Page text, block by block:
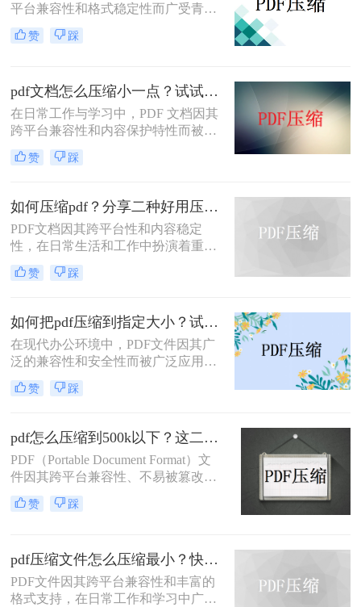
平台兼容性和格式稳定性而广受青
睐。然而，高清图片、复杂布局和丰
富内容往往导致PDF文件体积庞大，
绍三种简单实用的PDF压缩技巧，助
你轻松优化PDF文件，提升文档传输
效率。
赞 踩
pdf文档怎么压缩小一点？试试这5个压缩方法！
在日常工作与学习中，PDF 文档因其
跨平台兼容性和内容保护特性而被广
泛使用。然而，当 PDF 文件中包含大
量高分辨率图片、内嵌字体或复杂图
不仅占用存储空间，还经常因超过邮
箱附件限制或上传耗时过长而影响办
公效率。那么PDF 文档怎么压缩小一
点呢？本文从压缩效果、操作难度、
处理速度、隐私安全四个维度，对比
五种主流压缩方案，帮助您根据实际
赞 踩
如何压缩pdf？分享二种好用压缩方法！
PDF文档因其跨平台性和内容稳定
性，在日常生活和工作中扮演着重要
角色。然而，有时PDF文件过大，会
影响传输速度或占用过多存储空间。
压缩PDF的方法。
赞 踩
如何把pdf压缩到指定大小？试试这4种压缩方法！
在现代办公环境中，PDF文件因其广
泛的兼容性和安全性而被广泛应用。
然而，当这些文件过大时，会带来传
输不便、占用过多存储空间等问题。
变得尤为重要。本文将详细介绍四种
常用的方法，帮助您轻松应对这一挑
战。
赞 踩
pdf怎么压缩到500k以下？这二种压缩方法你可以轻松学会！
PDF（Portable Document Format）文
件因其跨平台兼容性、不易被篡改的
特性以及保持文档格式一致性的能
力，在日常办公和文件分享中得到了
上传、发送或存储。那么pdf怎么压缩
到500k以下呢？本文将介绍两种将
PDF文件压缩到500K以下的方法。
赞 踩
pdf压缩文件怎么压缩最小？快来试着使用这三种压缩方法！
PDF文件因其跨平台兼容性和丰富的
格式支持，在日常工作和学习中广泛